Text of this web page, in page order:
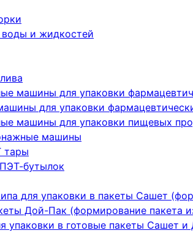
воды и жидкостей
машины для упаковки
для упаковки
машины для упаковки пищевых
машины
тары
бутылок
для упаковки в пакеты Сашет
Дой-Пак (формирование пакета
упаковки в готовые пакеты Сашет